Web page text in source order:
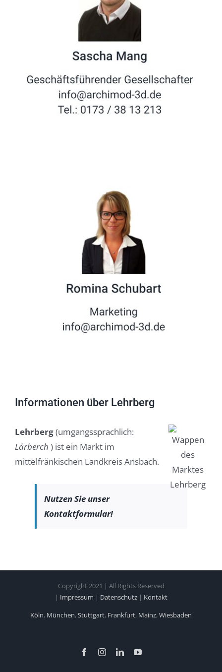
Informationen über Lehrberg
Lehrberg(umgangssprachlich:
Lärberch ) ist ein Markt im
mittelfränkischen Landkreis Ansbach.
Nutzen Sie unser
Kontaktformular!
Copyright 2021 | All Rights Reserved
| Impressum | Datenschutz| Kontakt
Köln, München,Stuttgart, Frankfurt, Mainz,Wiesbaden
FacebookInstagramLinkedInYouTube